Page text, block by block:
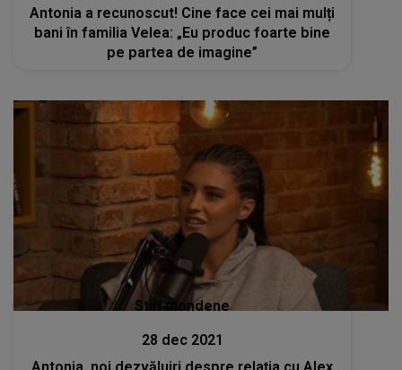
Antonia a recunoscut! Cine face cei mai mulți
bani în familia Velea: „Eu produc foarte bine
pe partea de imagine”
Stiri mondene
28 dec 2021